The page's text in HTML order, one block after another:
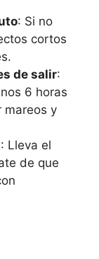
: Si no
cortos
de salir:
6 horas
mareos y
: Lleva el
de que